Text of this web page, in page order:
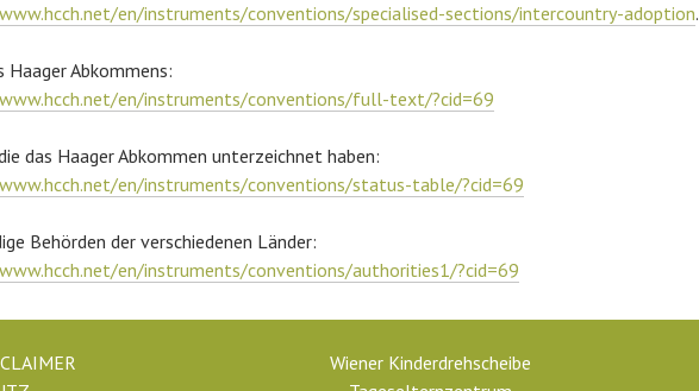
en/instruments/conventions/specialised-sections/intercountry-adoption.
Haager Abkommens:
en/instruments/conventions/full-text/?cid=69
das Haager Abkommen unterzeichnet haben:
en/instruments/conventions/status-table/?cid=69
Behörden der verschiedenen Länder:
en/instruments/conventions/authorities1/?cid=69
Wiener Kinderdrehscheibe